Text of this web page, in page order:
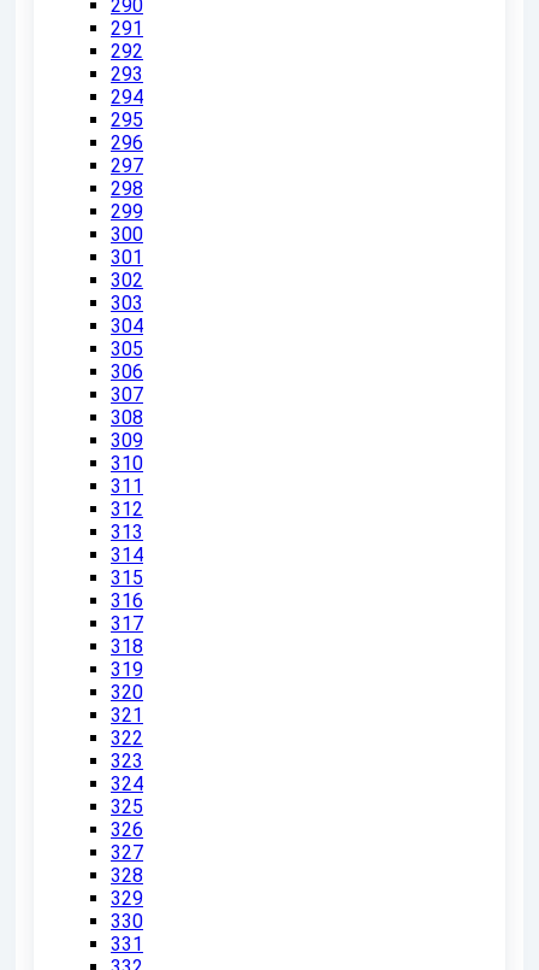
290
291
292
293
294
295
296
297
298
299
300
301
302
303
304
305
306
307
308
309
310
311
312
313
314
315
316
317
318
319
320
321
322
323
324
325
326
327
328
329
330
331